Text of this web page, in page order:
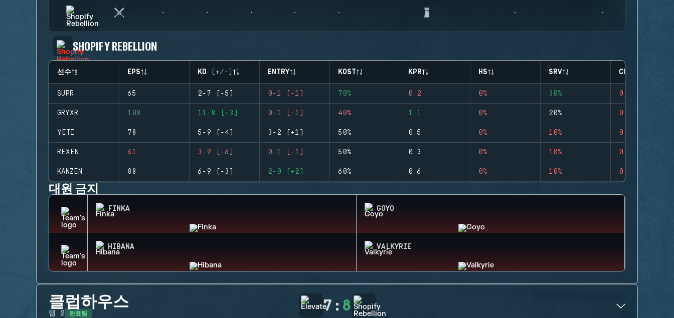
SHOPIFY REBELLION
선수 EPS KD (+/-) ENTRY KOST KPR HS SRV CLUTCHES
SUPR 65 2-7 (-5) 0-1 (-1) 70% 0.2 0% 30% 0
GRYXR 108 11-8 (+3) 0-1 (-1) 40% 1.1 0% 20% 0
YETI 78 5-9 (-4) 3-2 (+1) 50% 0.5 0% 10% 0
REXEN 61 3-9 (-6) 0-1 (-1) 50% 0.3 0% 10% 0
KANZEN 88 6-9 (-3) 2-0 (+2) 60% 0.6 0% 10% 0
대원 금지
FINKA GOYO
HIBANA VALKYRIE
클럽하우스
맵 2 완료됨 7 : 8